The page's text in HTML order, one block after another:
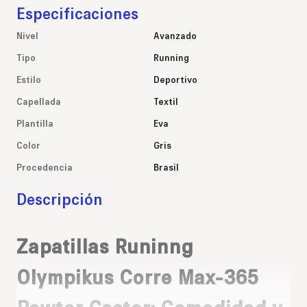
Especificaciones
Nivel
Avanzado
Tipo
Running
Estilo
Deportivo
Capellada
Textil
Plantilla
Eva
Color
Gris
Procedencia
Brasil
Descripción
Zapatillas Runinng
Olympikus Corre Max-365